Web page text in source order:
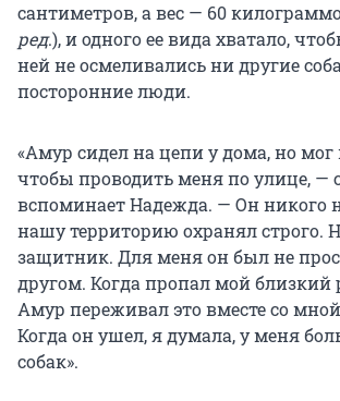
сантиметров, а вес — 60
ред.), и одного ее вида хватало,
ней не осмеливались ни другие
посторонние люди.
«Амур сидел на цепи у дома, но мог
чтобы проводить меня по улице, —
вспоминает Надежда. — Он никого
нашу территорию охранял строго.
защитник. Для меня он был не
другом. Когда пропал мой близкий
Амур переживал это вместе со
Когда он ушел, я думала, у меня
собак».